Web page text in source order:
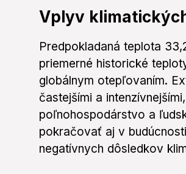
Vplyv
Predpokladaná teplota
priemerné historické
globálnym otepľovaním.
častejšími a
poľnohospodárstvo a
pokračovať aj v
negatívnych dôsledkov